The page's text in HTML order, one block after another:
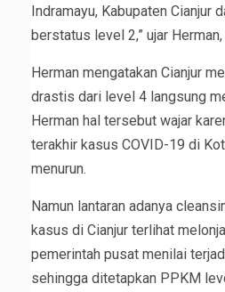
Indramayu, Kabupaten Cianjur
berstatus level 2,” ujar
Herman mengatakan Cianjur
drastis dari level 4 langsung
Herman hal tersebut wajar
terakhir kasus COVID-19 di
menurun.
Namun lantaran adanya
kasus di Cianjur terlihat
pemerintah pusat menilai
sehingga ditetapkan PPKM